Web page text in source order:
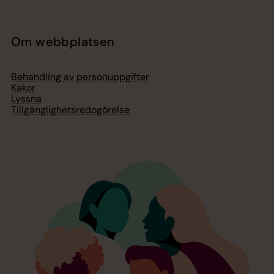
Om webbplatsen
Behandling av personuppgifter
Kakor
Lyssna
Tillgänglighetsredogörelse